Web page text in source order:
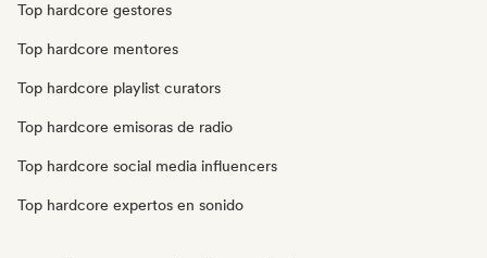
Top hardcore gestores
Top hardcore mentores
Top hardcore playlist curators
Top hardcore emisoras de radio
Top hardcore social media influencers
Top hardcore expertos en sonido